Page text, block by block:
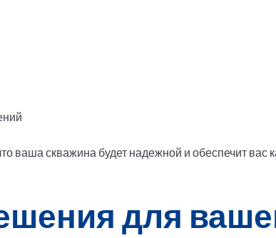
скважина будет надежной и обеспечит вас
для